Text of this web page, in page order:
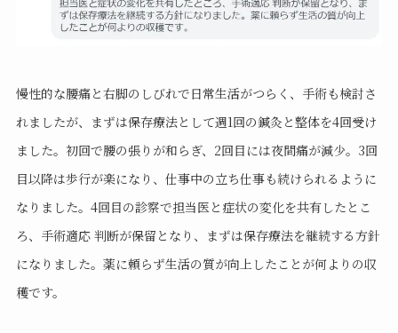
慢性的な腰痛と右脚のしびれで日常生活がつらく、手術も検討さ
れましたが、まずは保存療法として週1回の鍼灸と整体を4回受け
ました。初回で腰の張りが和らぎ、2回目には夜間痛が減少。3回
目以降は歩行が楽になり、仕事中の立ち仕事も続けられるように
なりました。4回目の診察で担当医と症状の変化を共有したとこ
ろ、手術適応 判断が保留となり、まずは保存療法を継続する方針
になりました。薬に頼らず生活の質が向上したことが何よりの収
穫です。